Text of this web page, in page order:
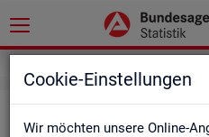
Cookie-Einstellungen
Wir möchten unsere Online-
Be­ru­fe auf